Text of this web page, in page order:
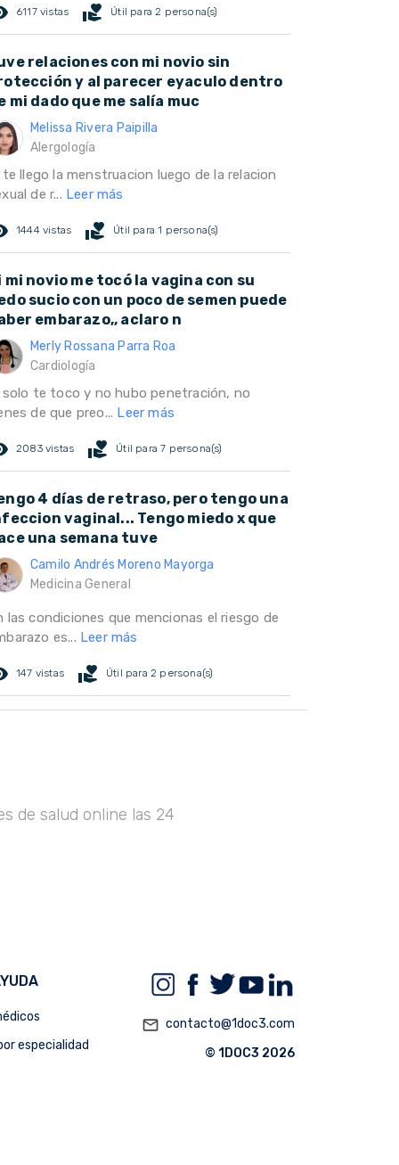
6117 vistas volunteer_activism Útil para 2 persona(s)
relaciones con mi novio sin
y al parecer eyaculo dentro
mi dado que me salía muc
Melissa Rivera Paipilla
Alergología
te llego la menstruacion luego de la relacion
de r... Leer más
1444 vistas volunteer_activism Útil para 1 persona(s)
mi novio me tocó la vagina con su
sucio con un poco de semen puede
embarazo,, aclaro n
Merly Rossana Parra Roa
Cardiología
solo te toco y no hubo penetración, no
de que preo... Leer más
2083 vistas volunteer_activism Útil para 7 persona(s)
4 días de retraso, pero tengo una
vaginal... Tengo miedo x que
una semana tuve
Camilo Andrés Moreno Mayorga
Medicina General
las condiciones que mencionas el riesgo de
es... Leer más
147 vistas volunteer_activism Útil para 2 persona(s)
de salud online las 24
especialidad
mail_outline contacto@1doc3.com
© 1DOC3 2026